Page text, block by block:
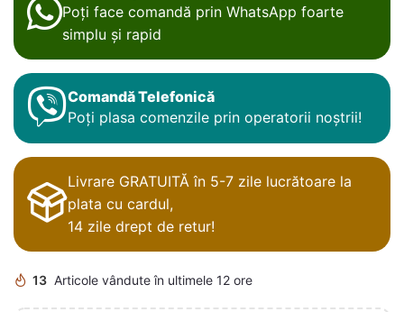
Poți face comandă prin WhatsApp foarte
simplu și rapid
Comandă Telefonică
Poți plasa comenzile prin operatorii noștrii!
Livrare GRATUITĂ în 5-7 zile lucrătoare la
plata cu cardul,
14 zile drept de retur!
13 Articole vândute în ultimele 12 ore